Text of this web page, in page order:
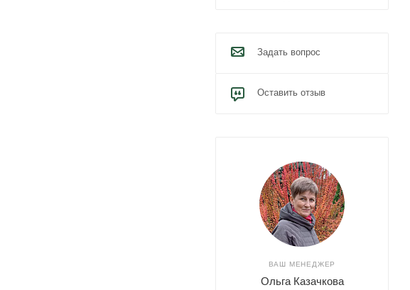
Задать вопрос
Оставить отзыв
ВАШ МЕНЕДЖЕР
Ольга Казачкова